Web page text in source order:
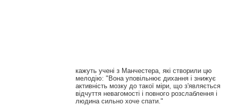
кажуть учені з Манчестера, які створили цю
мелодію: "Вона уповільнює дихання і знижує
активність мозку до такої міри, що з'являється
відчуття невагомості і повного розслаблення і
людина сильно хоче спати."